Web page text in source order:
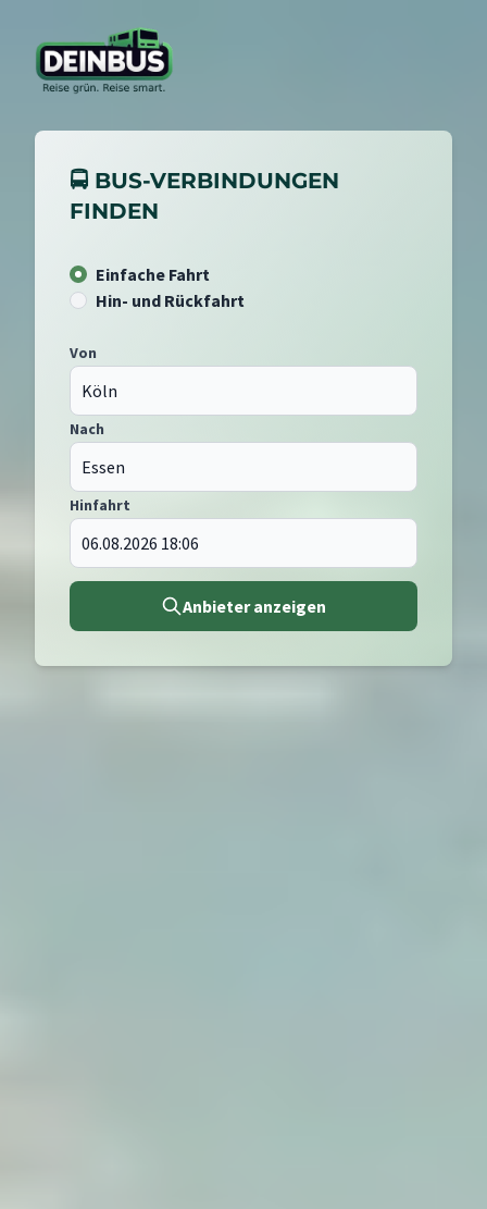
🚍 BUS-VERBINDUNGEN
FINDEN
Einfache Fahrt
Hin- und Rückfahrt
Von
Nach
Hinfahrt
Anbieter anzeigen